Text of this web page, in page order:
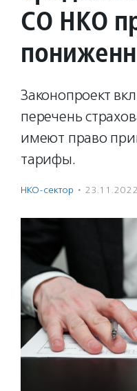
СО НКО
Законопроект
перечень
имеют право
тарифы.
НКО-сектор · 23.11.2022